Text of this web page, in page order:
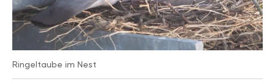
Ringeltaube im Nest